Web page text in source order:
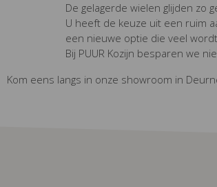
De gelagerde wielen glijden zo
U heeft de keuze uit een ruim
een nieuwe optie die veel
Bij PUUR Kozijn besparen we
Kom eens langs in onze showroom in